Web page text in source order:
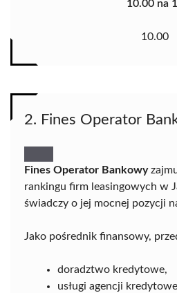
10.00 na
10.00
2. Fines Operator
Fines Operator Bankowy
rankingu firm leasingowych w
świadczy o jej mocnej pozycji
Jako pośrednik finansowy,
doradztwo kredytowe,
usługi agencji